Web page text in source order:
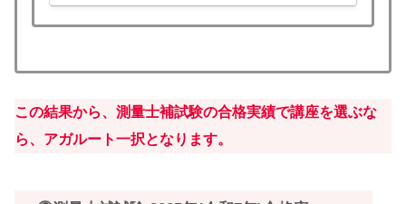
午前免除ならセットでお得！
この結果から、測量士補試験の合格実績で講座を選ぶな
ら、アガルート一択となります。